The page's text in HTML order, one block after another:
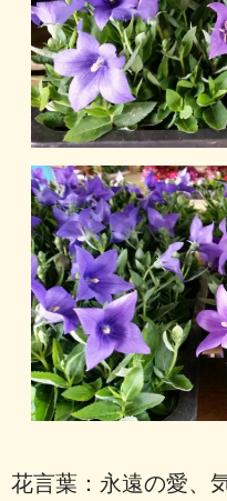
花言葉：永遠の愛、